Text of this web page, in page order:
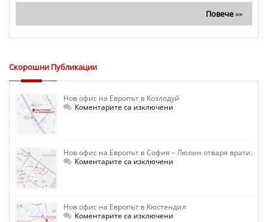
Повече»»
Скорошни Публикации
Нов офис на Европът в Козлодуй
Коментарите са изключени
Козлодуй
Нов офис на Европът в София – Люлин отваря врати.
Коментарите са изключени
София
Нов офис на Европът в Кюстендил
Коментарите са изключени